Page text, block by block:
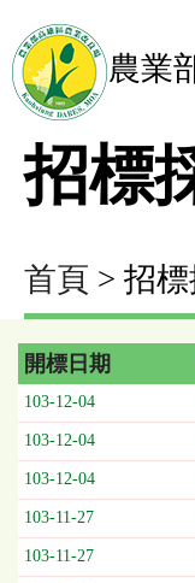
農業
招標
首頁 > 招
招
標
採
購
列
表，
欄
位
開標日期
103-12-04
103-12-04
103-12-04
103-11-27
103-11-27